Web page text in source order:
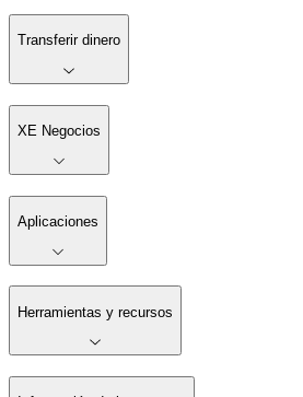
Transferir dinero
XE Negocios
Aplicaciones
Herramientas y recursos